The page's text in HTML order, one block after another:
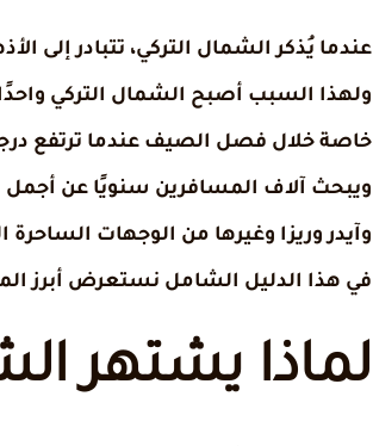
عندما يُذكر الشمال التركي، تتبادر إلى
ولهذا السبب أصبح الشمال التركي
خاصة خلال فصل الصيف عندما ترتفع
ويبحث آلاف المسافرين سنويًا عن أجمل
وآيدر وريزا وغيرها من الوجهات
في هذا الدليل الشامل نستعرض أبرز
لماذا يشتهر